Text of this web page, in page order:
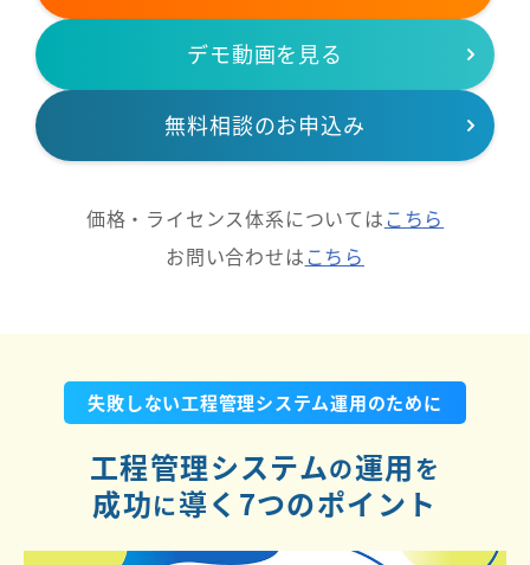
デモ動画を見る
無料相談のお申込み
価格・ライセンス体系についてはこちら
お問い合わせはこちら
失敗しない工程管理システム運用のために
工程管理システムの運用を
成功に導く7つのポイント